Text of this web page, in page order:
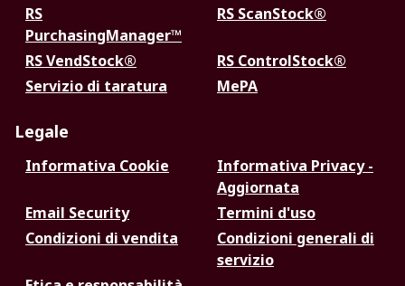
RS
PurchasingManager™
RS ScanStock®
RS VendStock®
RS ControlStock®
Servizio di taratura
MePA
Legale
Informativa Cookie
Informativa Privacy -
Aggiornata
Email Security
Termini d'uso
Condizioni di vendita
Condizioni generali di
servizio